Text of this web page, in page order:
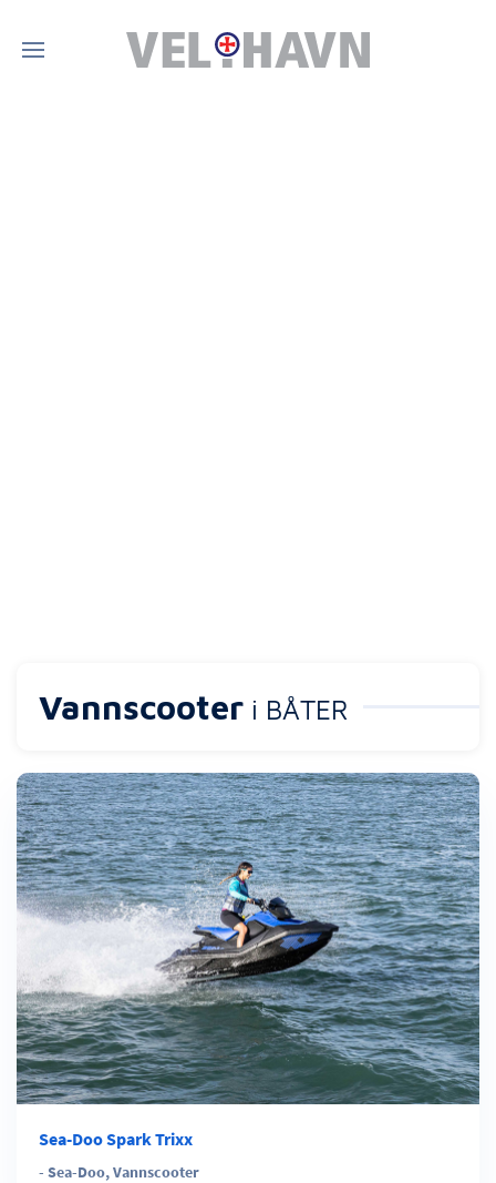
Vannscooter i BÅTER
Sea-Doo Spark Trixx
- Sea-Doo,Vannscooter